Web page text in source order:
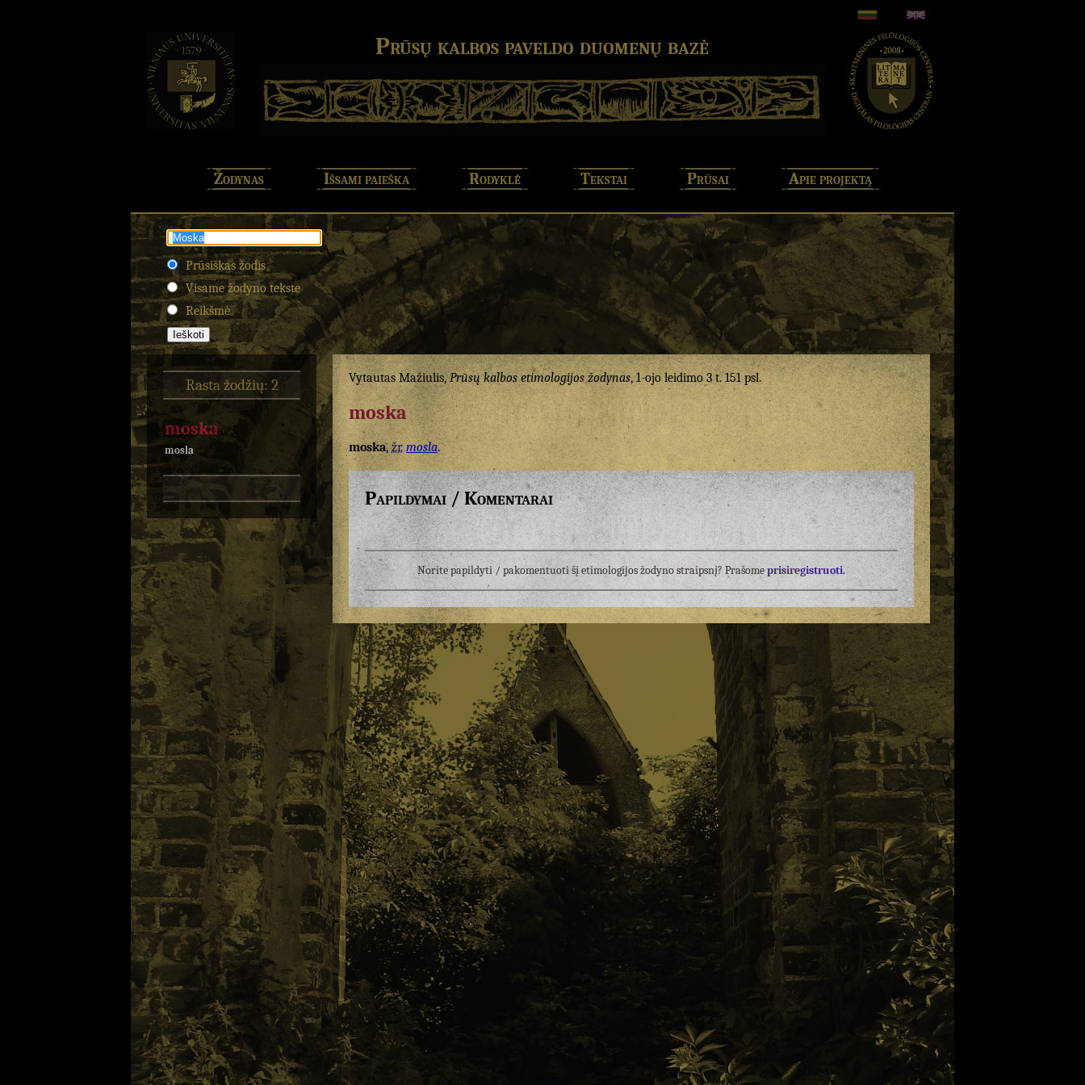
Prūsų kalbos paveldo duomenų bazė
Žodynas Išsami paieška Rodyklė Tekstai Prūsai Apie projektą
Prūsiškas žodis
Visame žodyno tekste
Reikšmė
Rasta žodžių: 2
moska
mosla
Vytautas Mažiulis,Prūsų kalbos etimologijos žodynas, 1-ojo leidimo 3 t. 151 psl.
moska
moska,žr. mosla.
Papildymai / Komentarai
Norite papildyti / pakomentuoti šį etimologijos žodyno straipsnį? Prašomeprisiregistruoti.